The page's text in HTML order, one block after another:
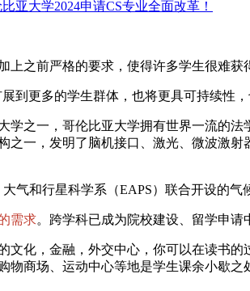
亚大学2024申请CS专业全面改革！
上之前严格的要求，使得许多学生很难
到更多的学生群体，也将更具可持续性
之一，哥伦比亚大学拥有世界一流的
一，发明了脑机接口、激光、微波激
和行星科学系（EAPS）联合开设的气
需求。跨学科已成为院校建设、留学申请
化，金融，外交中心，你可以在读书
物商场、运动中心等地是学生课余小歇之